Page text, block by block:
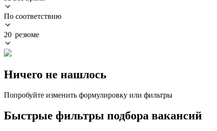
По соответствию
20 резюме
Ничего не нашлось
Попробуйте изменить формулировку или фильтры
Быстрые фильтры подбора вакансий